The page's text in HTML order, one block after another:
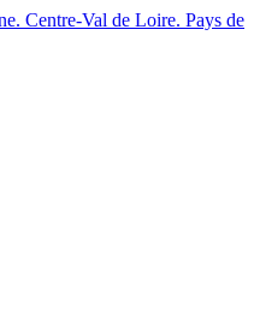
Centre-Val de Loire. Pays de